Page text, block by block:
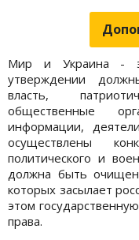
Мир и Украина -
утверждении
власть,
общественные
информации,
осуществлены
политического и
должна быть
которых засылает
этом
права.